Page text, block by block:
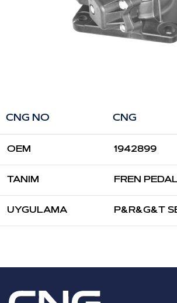
CNG NO CNG
OEM 1942899
TANIM FREN
UYGULAMA P&R&G&T